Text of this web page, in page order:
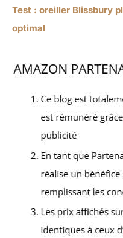
Test : oreiller Blissbury
optimal